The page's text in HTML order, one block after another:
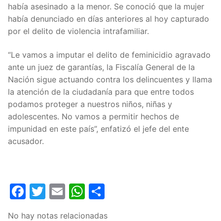
había asesinado a la menor. Se conoció que la mujer
había denunciado en días anteriores al hoy capturado
por el delito de violencia intrafamiliar.
“Le vamos a imputar el delito de feminicidio agravado
ante un juez de garantías, la Fiscalía General de la
Nación sigue actuando contra los delincuentes y llama
la atención de la ciudadanía para que entre todos
podamos proteger a nuestros niños, niñas y
adolescentes. No vamos a permitir hechos de
impunidad en este país”, enfatizó el jefe del ente
acusador.
Facebook
Twitter
EmailWhatsApp
No hay notas relacionadas